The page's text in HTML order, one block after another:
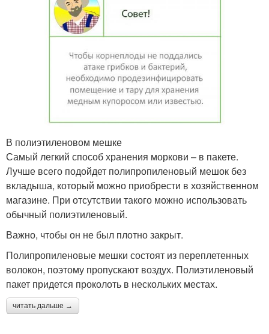
В полиэтиленовом мешке
Самый легкий способ хранения моркови – в пакете.
Лучше всего подойдет полипропиленовый мешок без
вкладыша, который можно приобрести в хозяйственном
магазине. При отсутствии такого можно использовать
обычный полиэтиленовый.
Важно, чтобы он не был плотно закрыт.
Полипропиленовые мешки состоят из переплетенных
волокон, поэтому пропускают воздух. Полиэтиленовый
пакет придется проколоть в нескольких местах.
читать дальше →